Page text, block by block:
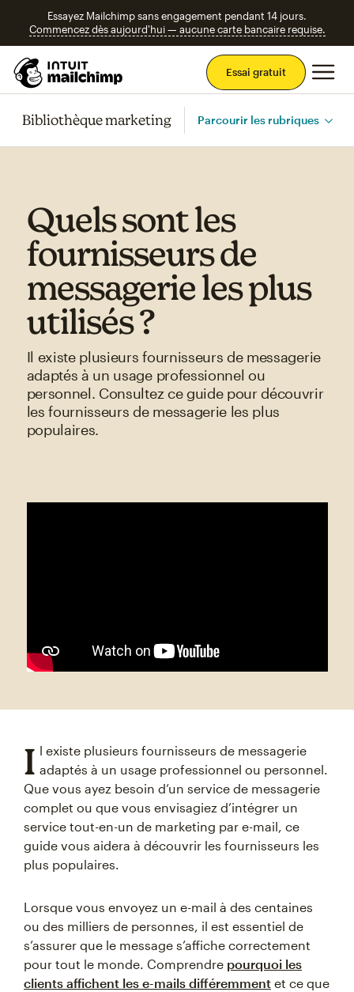
Essayez Mailchimp sans engagement pendant 14 jours.
Commencez dès aujourd'hui — aucune carte bancaire requise.
Essai gratuit
Bibliothèque marketing Parcourir les rubriques
Quels sont les
fournisseurs de
messagerie les plus
utilisés ?
Il existe plusieurs fournisseurs de messagerie
adaptés à un usage professionnel ou
personnel. Consultez ce guide pour découvrir
les fournisseurs de messagerie les plus
populaires.
I l existe plusieurs fournisseurs de messagerie
adaptés à un usage professionnel ou personnel.
Que vous ayez besoin d’un service de messagerie
complet ou que vous envisagiez d’intégrer un
service tout-en-un de marketing par e-mail, ce
guide vous aidera à découvrir les fournisseurs les
plus populaires.
Lorsque vous envoyez un e-mail à des centaines
ou des milliers de personnes, il est essentiel de
s’assurer que le message s’affiche correctement
pour tout le monde. Comprendre pourquoi les
clients affichent les e-mails différemment et ce que